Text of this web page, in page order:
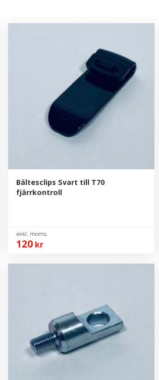
Bältesclips Svart till T70
fjärrkontroll
120 kr